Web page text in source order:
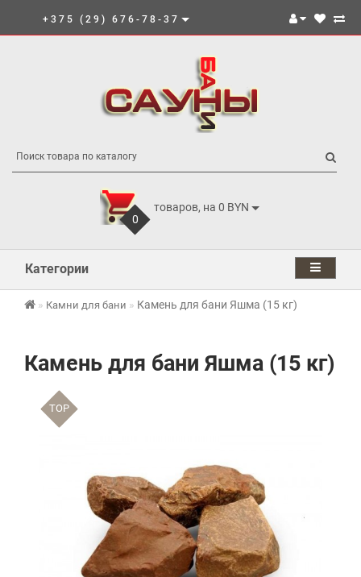
+375 (29) 676-78-37
0
товаров, на 0 BYN
Категории
Камни для бани Камень для бани Яшма (15 кг)
Камень для бани Яшма (15 кг)
TOP